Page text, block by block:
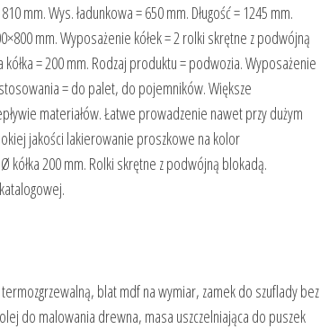
mm. Wys. ładunkowa = 650 mm. Długość = 1245 mm.
mm. Wyposażenie kółek = 2 rolki skrętne z podwójną
= 200 mm. Rodzaj produktu = podwozia. Wyposażenie
= do palet, do pojemników. Większe
materiałów. Łatwe prowadzenie nawet przy dużym
jakości lakierowanie proszkowe na kolor
kółka 200 mm. Rolki skrętne z podwójną blokadą.
blat mdf na wymiar, zamek do szuflady bez
do malowania drewna, masa uszczelniająca do puszek